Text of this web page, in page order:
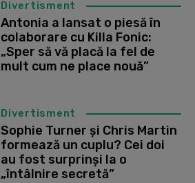
Divertisment
Antonia a lansat o piesă în
colaborare cu Killa Fonic:
„Sper să vă placă la fel de
mult cum ne place nouă”
Divertisment
Sophie Turner și Chris Martin
formează un cuplu? Cei doi
au fost surprinși la o
„întâlnire secretă”